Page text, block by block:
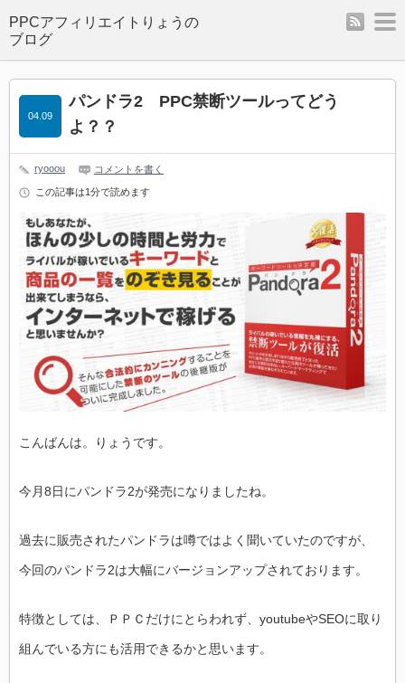
rss
パンドラ2 PPC禁断ツールってどう
よ？？
04.09
ryooou コメントを書く
この記事は1分で読めます
こんばんは。りょうです。
今月8日にパンドラ2が発売になりましたね。
過去に販売されたパンドラは噂ではよく聞いていたのですが、
今回のパンドラ2は大幅にバージョンアップされております。
特徴としては、ＰＰＣだけにとらわれず、youtubeやSEOに取り
組んでいる方にも活用できるかと思います。